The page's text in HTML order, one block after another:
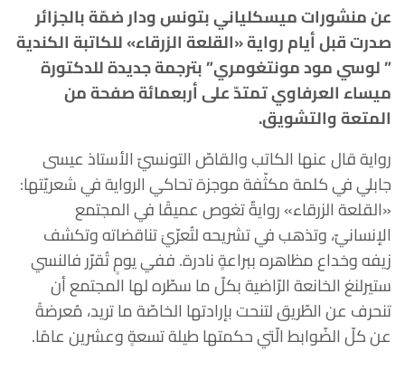
عن منشورات ميسكلياني بتونس ودار ضمّة بالجزائر
صدرت قبل أيام رواية «القلعة الزرقاء» للكاتبة الكندية
” لوسي مود مونتغومري” بترجمة جديدة للدكتورة
ميساء العرفاوي تمتدّ على أربعمائة صفحة من
المتعة والتشويق.
رواية قال عنها الكاتب والقاصّ التونسيّ الأستاذ عيسى
جابلي في كلمة مكثّفة موجزة تحاكي الرواية في شعريّتها:
«القلعة الزرقاء» روايةٌ تغوص عميقًا في المجتمع
الإنسانيّ، وتذهب في تشريحه لتُعرّيَ تناقضاته وتكشف
زيفه وخداع مظاهره ببراعةٍ نادرة. ففي يومٍ تُقرّر فالنسي
ستيرلنغ الخانعة الرّاضية بكلّ ما سطّره لها المجتمع أن
تنحرف عن الطّريق لتنحت بإرادتها الخاصّة ما تريد، مُعرضةً
عن كلّ الضّوابط الّتي حكمتها طيلة تسعةٍ وعشرين عامًا.